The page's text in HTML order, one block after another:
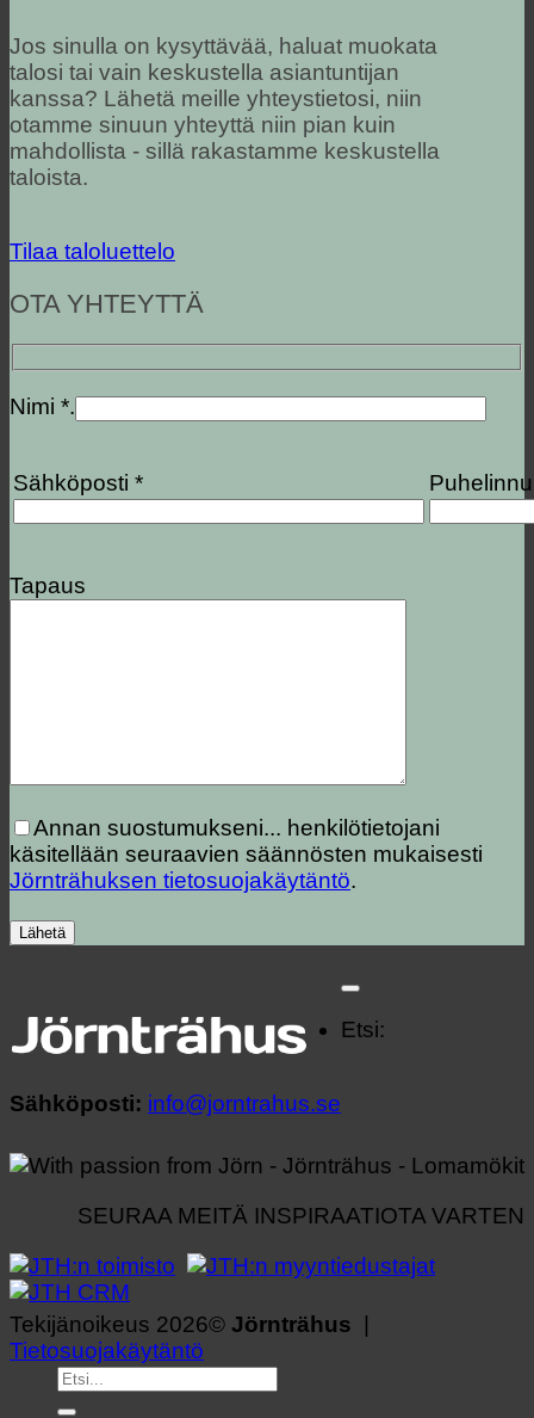
Jos sinulla on kysyttävää, haluat muokata
talosi tai vain keskustella asiantuntijan
kanssa? Lähetä meille yhteystietosi, niin
otamme sinuun yhteyttä niin pian kuin
mahdollista - sillä rakastamme keskustella
taloista.
Tilaa taloluettelo
OTA YHTEYTTÄ
Nimi *.
Sähköposti *
Tapaus
Annan suostumukseni... henkilötietojani
käsitellään seuraavien säännösten mukaisesti
Jörnträhuksen tietosuojakäytäntö.
Sähköposti: info@jorntrahus.se
SEURAA MEITÄ INSPIRAATIOTA VARTEN
Tekijänoikeus 2026© Jörnträhus |
Tietosuojakäytäntö
Etsi: